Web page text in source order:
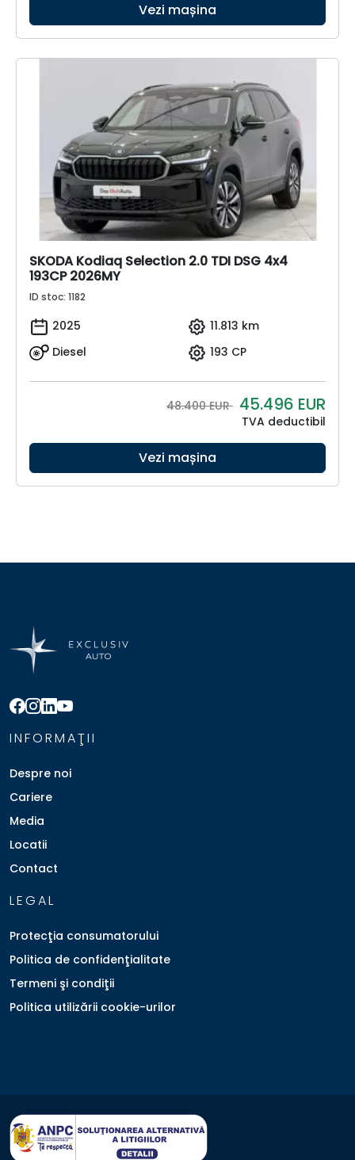
Vezi mașina
SKODA Kodiaq Selection 2.0 TDI DSG 4x4
193CP 2026MY
ID stoc: 1182
2025
11.813 km
Diesel
193 CP
48.400 EUR 45.496 EUR
TVA deductibil
Vezi mașina
INFORMAŢII
Despre noi
Cariere
Media
Locatii
Contact
LEGAL
Protecţia consumatorului
Politica de confidenţialitate
Termeni şi condiţii
Politica utilizării cookie-urilor